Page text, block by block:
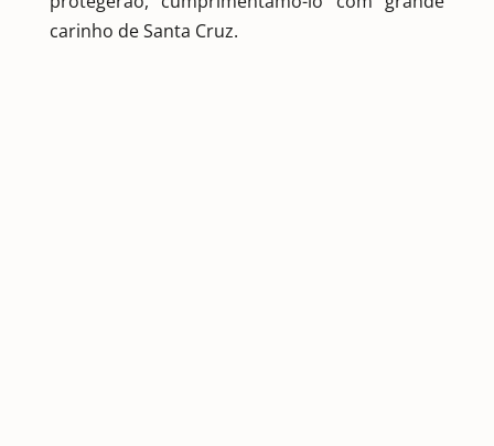
carinho de Santa Cruz.